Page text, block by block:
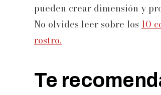
pueden crear dimensión y
No olvides leer sobre los 10
rostro.
Te